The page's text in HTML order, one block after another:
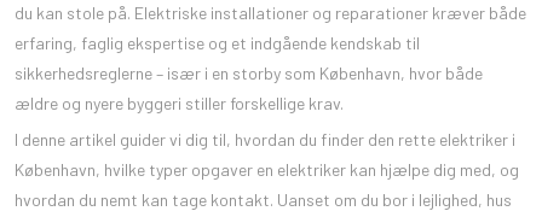
du kan stole på. Elektriske installationer og reparationer kræver både
erfaring, faglig ekspertise og et indgående kendskab til
sikkerhedsreglerne – især i en storby som København, hvor både
ældre og nyere byggeri stiller forskellige krav.
I denne artikel guider vi dig til, hvordan du finder den rette elektriker i
København, hvilke typer opgaver en elektriker kan hjælpe dig med, og
hvordan du nemt kan tage kontakt. Uanset om du bor i lejlighed, hus